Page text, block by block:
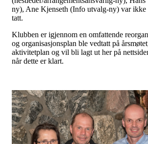
ny), Ane Kjenseth (Info utvalg-ny) var ikke
tatt.
Klubben er igjennom en omfattende
og organisasjonsplan ble vedtatt på
aktivitetplan og vil bli lagt ut her på
når dette er klart.